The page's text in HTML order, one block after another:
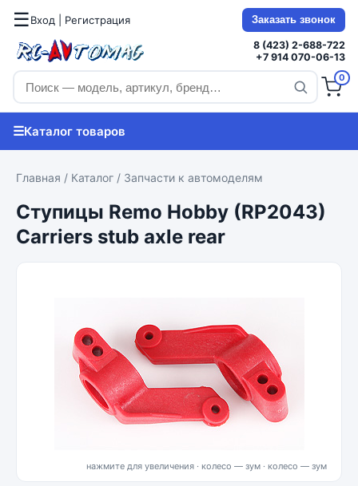
☰Вход | Регистрация Заказать звонок
8 (423) 2-688-722
+7 914 070-06-13
0
☰Каталог товаров
Главная / Каталог / Запчасти к автомоделям
Ступицы Remo Hobby (RP2043)
Carriers stub axle rear
нажмите для увеличения · колесо — зум